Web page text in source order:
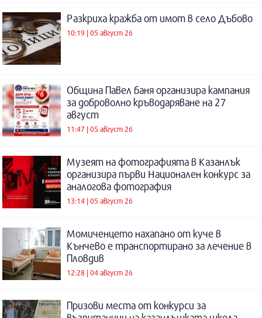
Разкриха кражба от имот в село Дъбово
10:19 | 05 август 26
Община Павел баня организира кампания
за доброволно кръводаряване на 27
август
11:47 | 05 август 26
Музеят на фотографията в Казанлък
организира първи Национален конкурс за
аналогова фотография
13:14 | 05 август 26
Момиченцето нахапано от куче в
Кънчево е транспортирано за лечение в
Пловдив
12:28 | 04 август 26
Призови места от конкурси за